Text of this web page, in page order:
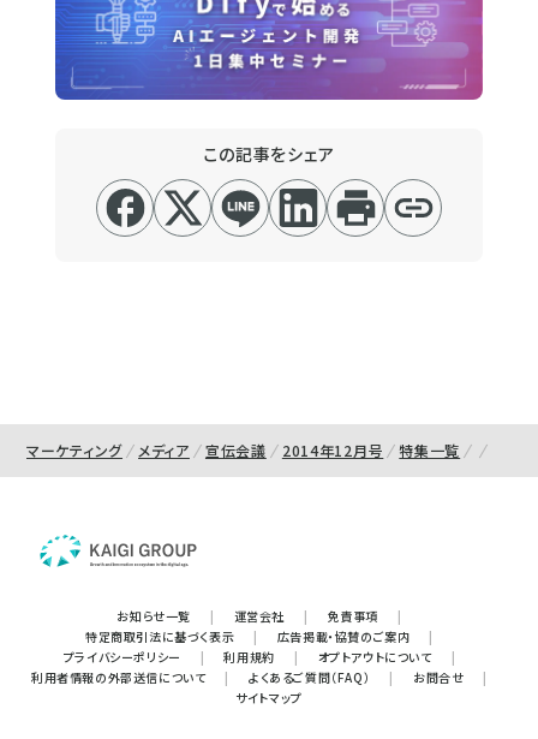
この記事をシェア
マーケティング メディア 宣伝会議 2014年12月号 特集一覧
お知らせ一覧 | 運営会社 | 免責事項
|
特定商取引法に基づく表示
| 広告掲載・協賛のご案内
|
プライバシーポリシー
| 利用規約 | オプトアウトについて
|
利用者情報の外部送信について
| よくあるご質問（FAQ） | お問合せ
|
サイトマップ